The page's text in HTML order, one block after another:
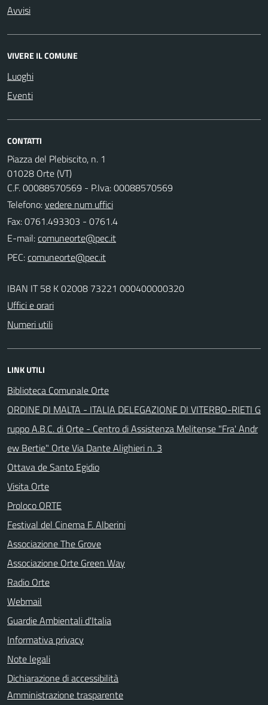
Avvisi
VIVERE IL COMUNE
Luoghi
Eventi
CONTATTI
Piazza del Plebiscito, n. 1
01028 Orte (VT)
C.F. 00088570569 - P.Iva: 00088570569
Telefono:vedere num uffici
Fax: 0761.493303 - 0761.4
E-mail:
PEC:
IBAN IT 58 K 02008 73221 000400000320
Uffici e orari
Numeri utili
LINK UTILI
Biblioteca Comunale Orte
ORDINE DI MALTA - ITALIA DELEGAZIONE DI VITERBO-RIETI G
ruppo A.B.C. di Orte - Centro di Assistenza Melitense "Fra' Andr
ew Bertie" Orte Via Dante Alighieri n. 3
Ottava de Santo Egidio
Visita Orte
Proloco ORTE
Festival del Cinema F. Alberini
Associazione The Grove
Associazione Orte Green Way
Radio Orte
Webmail
Guardie Ambientali d'Italia
Informativa privacy
Note legali
Dichiarazione di accessibilità
Amministrazione trasparente